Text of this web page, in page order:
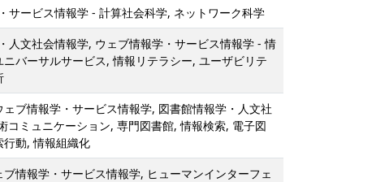
サービス情報学 - 計算社会科学, ネットワーク科学
人文社会情報学, ウェブ情報学・サービス情報学 - 情
バーサルサービス, 情報リテラシー, ユーザビリテ
ブ情報学・サービス情報学, 図書館情報学・人文社
コミュニケーション, 専門図書館, 情報検索, 電子図
動, 情報組織化
情報学・サービス情報学, ヒューマンインターフェ